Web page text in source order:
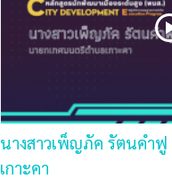
นางสาวเพ็ญภัค รัตนคำ
เกาะคา